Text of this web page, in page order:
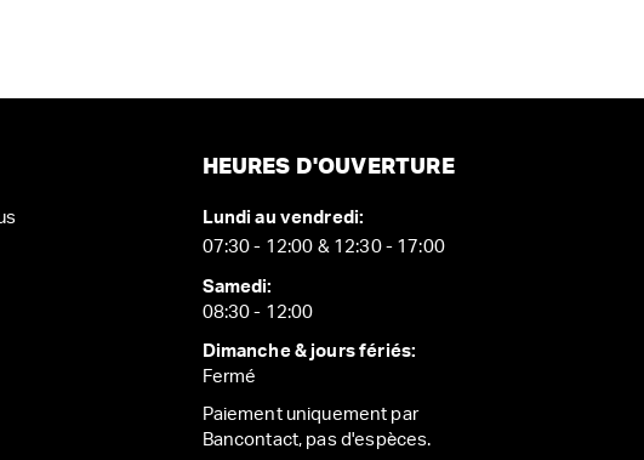
HEURES D'OUVERTURE
Lundi au vendredi:
07:30 - 12:00 & 12:30 - 17:00
Samedi:
08:30 - 12:00
Dimanche & jours fériés:
Fermé
Paiement uniquement par
Bancontact, pas d'espèces.